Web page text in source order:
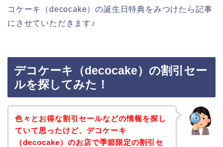
コケーキ（decocake）の誕生日特典をみつけたら記事
にさせていただきます♪
デコケーキ（decocake）の割引セー
ルを探してみた！
色々とお得な割引セールなどの情報を探し
ていて思ったけど、デコケーキ
（decocake）のお店で季節限定の割引セ